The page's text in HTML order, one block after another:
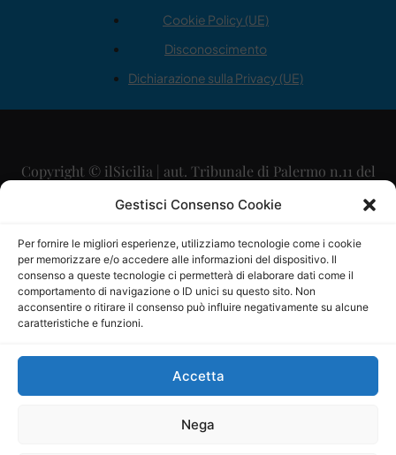
Gestisci Consenso Cookie
Per fornire le migliori esperienze, utilizziamo tecnologie come i cookie
per memorizzare e/o accedere alle informazioni del dispositivo. Il
consenso a queste tecnologie ci permetterà di elaborare dati come il
comportamento di navigazione o ID unici su questo sito. Non
acconsentire o ritirare il consenso può influire negativamente su alcune
caratteristiche e funzioni.
Accetta
Nega
Cookie Policy (UE)
Disconoscimento
Dichiarazione sulla Privacy (UE)
Copyright © ilSicilia | aut. Tribunale di Palermo n.11 del
29/09/2015
Direttore Editoriale: Maurizio Scaglione
Direttore Responsabile: Maria Calabrese
P.IVA: 06334930820
Mercurio Comunicazione Società Cooperativa a r.l. è
iscritta al Registro degli Operatori di Comunicazione al